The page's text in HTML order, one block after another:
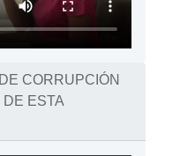
CORRUPCIÓN
ESTA